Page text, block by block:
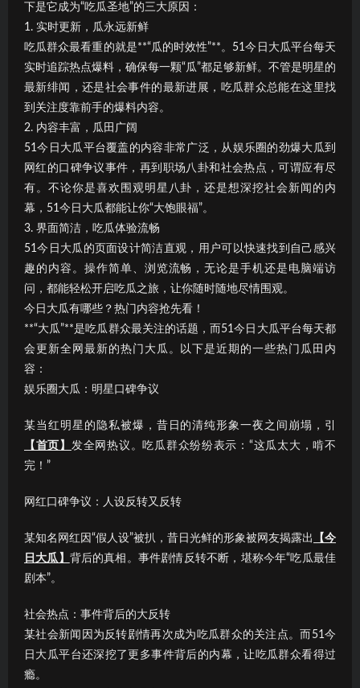
下是它成为“吃瓜圣地”的三大原因：
1. 实时更新，瓜永远新鲜
吃瓜群众最看重的就是**“瓜的时效性”**。51今日大瓜平台每天
实时追踪热点爆料，确保每一颗“瓜”都足够新鲜。不管是明星的
最新绯闻，还是社会事件的最新进展，吃瓜群众总能在这里找
到关注度靠前手的爆料内容。
2. 内容丰富，瓜田广阔
51今日大瓜平台覆盖的内容非常广泛，从娱乐圈的劲爆大瓜到
网红的口碑争议事件，再到职场八卦和社会热点，可谓应有尽
有。不论你是喜欢围观明星八卦，还是想深挖社会新闻的内
幕，51今日大瓜都能让你“大饱眼福”。
3. 界面简洁，吃瓜体验流畅
51今日大瓜的页面设计简洁直观，用户可以快速找到自己感兴
趣的内容。操作简单、浏览流畅，无论是手机还是电脑端访
问，都能轻松开启吃瓜之旅，让你随时随地尽情围观。
今日大瓜有哪些？热门内容抢先看！
**“大瓜”**是吃瓜群众最关注的话题，而51今日大瓜平台每天都
会更新全网最新的热门大瓜。以下是近期的一些热门瓜田内
容：
娱乐圈大瓜：明星口碑争议
某当红明星的隐私被爆，昔日的清纯形象一夜之间崩塌，引
【首页】 发全网热议。吃瓜群众纷纷表示：“这瓜太大，啃不
完！”
网红口碑争议：人设反转又反转
某知名网红因“假人设”被扒，昔日光鲜的形象被网友揭露出
【今
日大瓜】 背后的真相。事件剧情反转不断，堪称今年“吃瓜最佳
剧本”。
社会热点：事件背后的大反转
某社会新闻因为反转剧情再次成为吃瓜群众的关注点。而51今
日大瓜平台还深挖了更多事件背后的内幕，让吃瓜群众看得过
瘾。